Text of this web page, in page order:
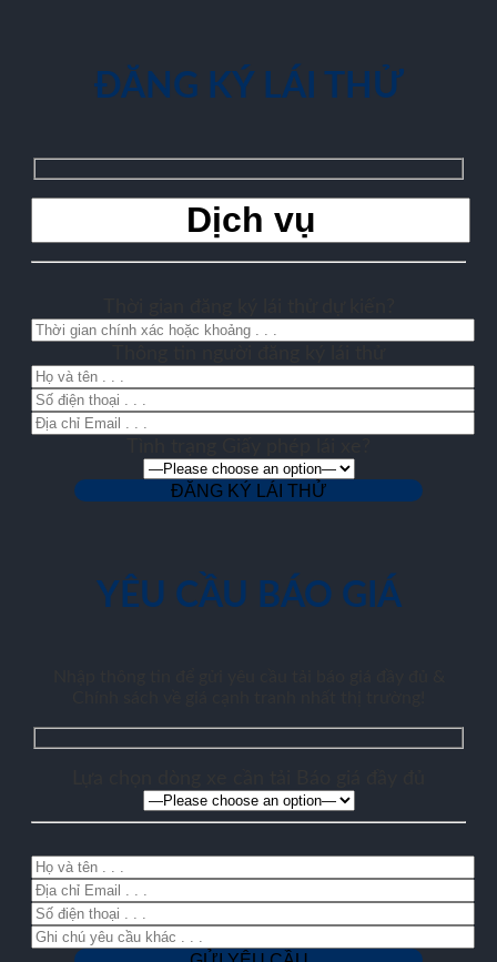
ĐĂNG KÝ LÁI THỬ
YÊU CẦU BÁO GIÁ